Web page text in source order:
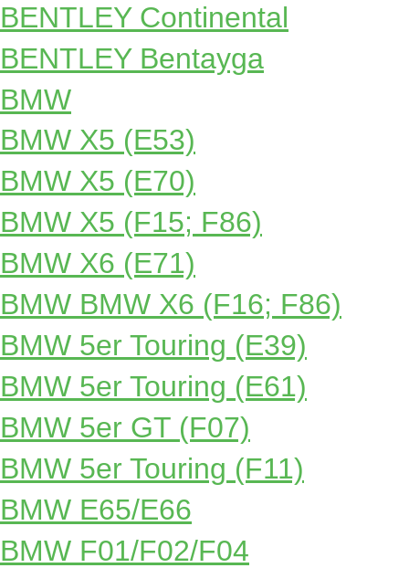
BENTLEY Continental
BENTLEY Bentayga
BMW
BMW X5 (E53)
BMW X5 (E70)
BMW X5 (F15; F86)
BMW X6 (E71)
BMW BMW X6 (F16; F86)
BMW 5er Touring (E39)
BMW 5er Touring (E61)
BMW 5er GT (F07)
BMW 5er Touring (F11)
BMW E65/E66
BMW F01/F02/F04